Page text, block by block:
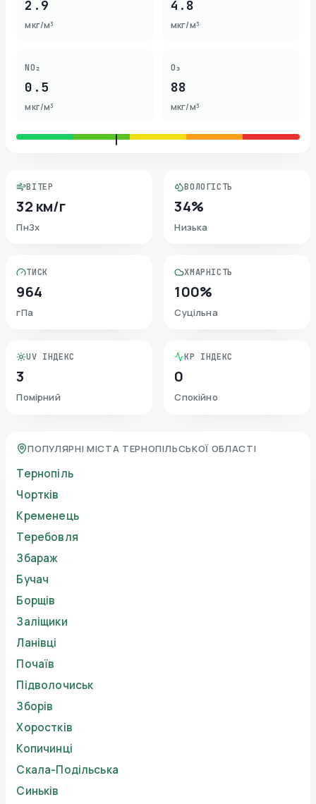
2.9
мкг/м³
4.8
мкг/м³
NO₂
0.5
мкг/м³
O₃
88
мкг/м³
ВІТЕР
32 км/г
ПнЗх
ВОЛОГІСТЬ
34%
Низька
ТИСК
964
гПа
ХМАРНІСТЬ
100%
Суцільна
UV ІНДЕКС
3
Помірний
KP ІНДЕКС
0
Спокійно
ПОПУЛЯРНІ МІСТА ТЕРНОПІЛЬСЬКОЇ ОБЛАСТІ
Тернопіль
Чортків
Кременець
Теребовля
Збараж
Бучач
Борщів
Заліщики
Ланівці
Почаїв
Підволочиськ
Зборів
Хоростків
Копичинці
Скала-Подільська
Синьків